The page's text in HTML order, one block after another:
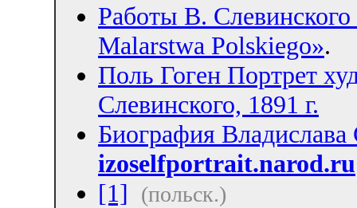
Работы В. Слевинского
Malarstwa Polskiego».
Поль Гоген Портрет
Слевинского, 1891 г.
Биография Владислава
izoselfportrait.narod.ru
[1]
(польск.)